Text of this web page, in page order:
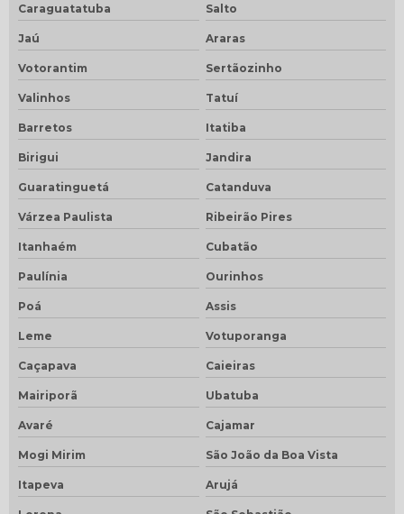
Caraguatatuba Salto
Jaú Araras
Votorantim Sertãozinho
Valinhos Tatuí
Barretos Itatiba
Birigui Jandira
Guaratinguetá Catanduva
Várzea Paulista Ribeirão Pires
Itanhaém Cubatão
Paulínia Ourinhos
Poá Assis
Leme Votuporanga
Caçapava Caieiras
Mairiporã Ubatuba
Avaré Cajamar
Mogi Mirim São João da Boa Vista
Itapeva Arujá